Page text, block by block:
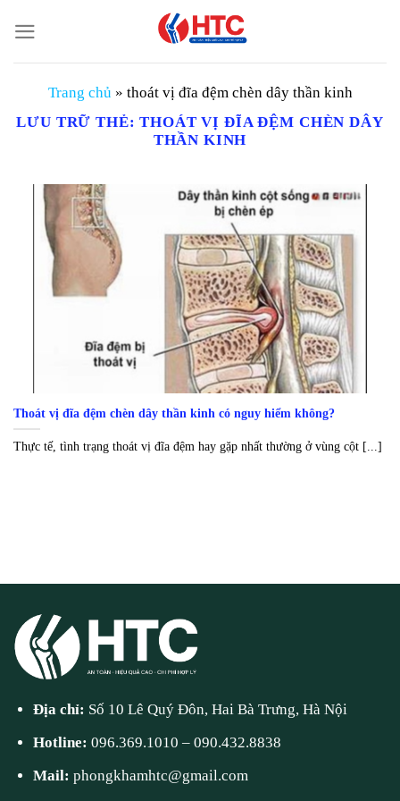
đến
nội
Trang chủ » thoát vị đĩa đệm chèn dây thần kinh
LƯU TRỮ THẺ:THOÁT VỊ ĐĨA ĐỆM CHÈN DÂY
THẦN KINH
Thoát vị đĩa đệm chèn dây thần kinh có nguy hiểm không?
Thực tế, tình trạng thoát vị đĩa đệm hay gặp nhất thường ở vùng cột [...]
Địa chỉ: Số 10 Lê Quý Đôn, Hai Bà Trưng, Hà Nội
Hotline:096.369.1010 –090.432.8838
Mail:phongkhamhtc@gmail.com